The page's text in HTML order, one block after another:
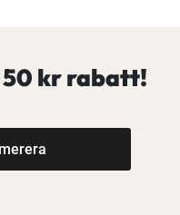
50 kr rabatt!